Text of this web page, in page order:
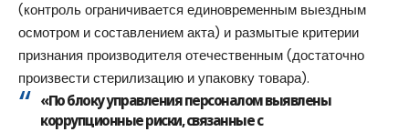
(контроль ограничивается единовременным выездным
осмотром и составлением акта) и размытые критерии
признания производителя отечественным (достаточно
произвести стерилизацию и упаковку товара).
«По блоку управления персоналом выявлены
коррупционные риски, связанные с